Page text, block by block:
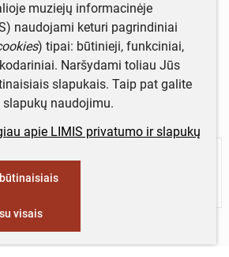
apie objektą?
muziejų informacinėje
naudojami keturi pagrindiniai
) tipai: būtinieji, funkciniai,
Naršydami toliau Jūs
slapukais. Taip pat galite
naudojimu.
apie LIMIS privatumo ir slapukų
būtinaisiais
visais